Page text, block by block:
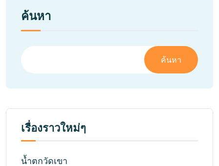
ค้นหา
ค้นหา
เรื่องราวใหม่ๆ
น้ำตกวัดเขา